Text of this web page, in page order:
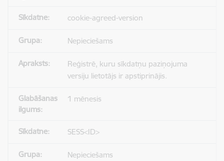
cookie-agreed-version
Nepieciešams
Reģistrē, kuru sīkdatņu paziņojuma
versiju lietotājs ir apstiprinājis.
1 mēnesis
SESS<ID>
Nepieciešams